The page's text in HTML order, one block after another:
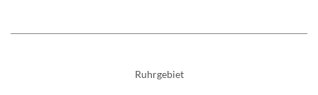
Ruhrgebiet